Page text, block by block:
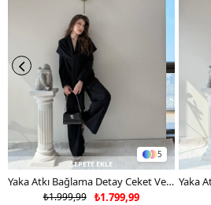
5
SEPETE EKLE
Yaka Atkı Bağlama Detay Ceket Ve Pantolonlu Double Kumaş İkili Takım Siyah 2117
₺1.799,99
₺1.999,99